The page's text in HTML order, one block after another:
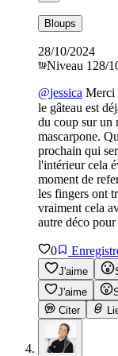
Bloups
28/10/2024
Niveau 1 28/
@jessica Merci
le gâteau est
du coup sur un
mascarpone.
prochain qui
l'intérieur cela
moment de
les fingers ont
vraiment cela
autre déco
0
J'aime
J'aime
Citer